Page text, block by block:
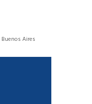
Buenos Aires